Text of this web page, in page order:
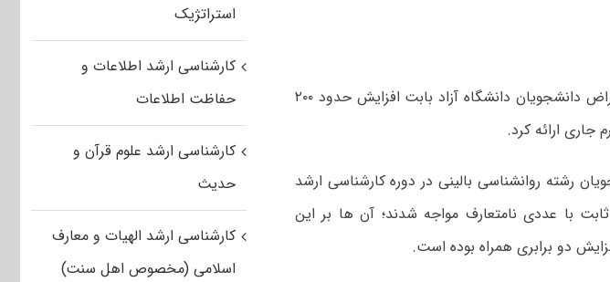
سخنگوی دانشگاه آزاد توضیحاتی درخصوص اعتراض دانشجویان دانشگاه آزاد بابت افزایش حدود ۲۰۰
جاری ارائه کرد.
رشته روانشناسی بالینی در دوره کارشناسی ارشد
با عددی نامتعارف مواجه شدند؛ آن ها بر این
دو برابری همراه بوده است.
استراتژیک
کارشناسی ارشد اطلاعات و
حفاظت اطلاعات
کارشناسی ارشد علوم قرآن و
حدیث
کارشناسی ارشد الهیات و معارف
اسلامی (مخصوص اهل سنت)